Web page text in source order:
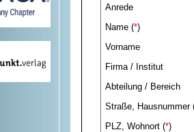
Anrede
Name (*)
Vorname
Firma / Institut
Abteilung / Bereich
Straße, Hausnummer
PLZ, Wohnort (*)